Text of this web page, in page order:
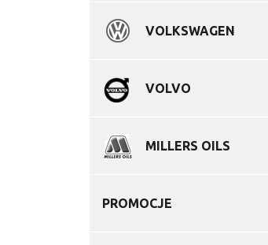
VOLKSWAGEN
VOLVO
MILLERS OILS
PROMOCJE